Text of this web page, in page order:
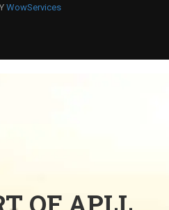
WowServices